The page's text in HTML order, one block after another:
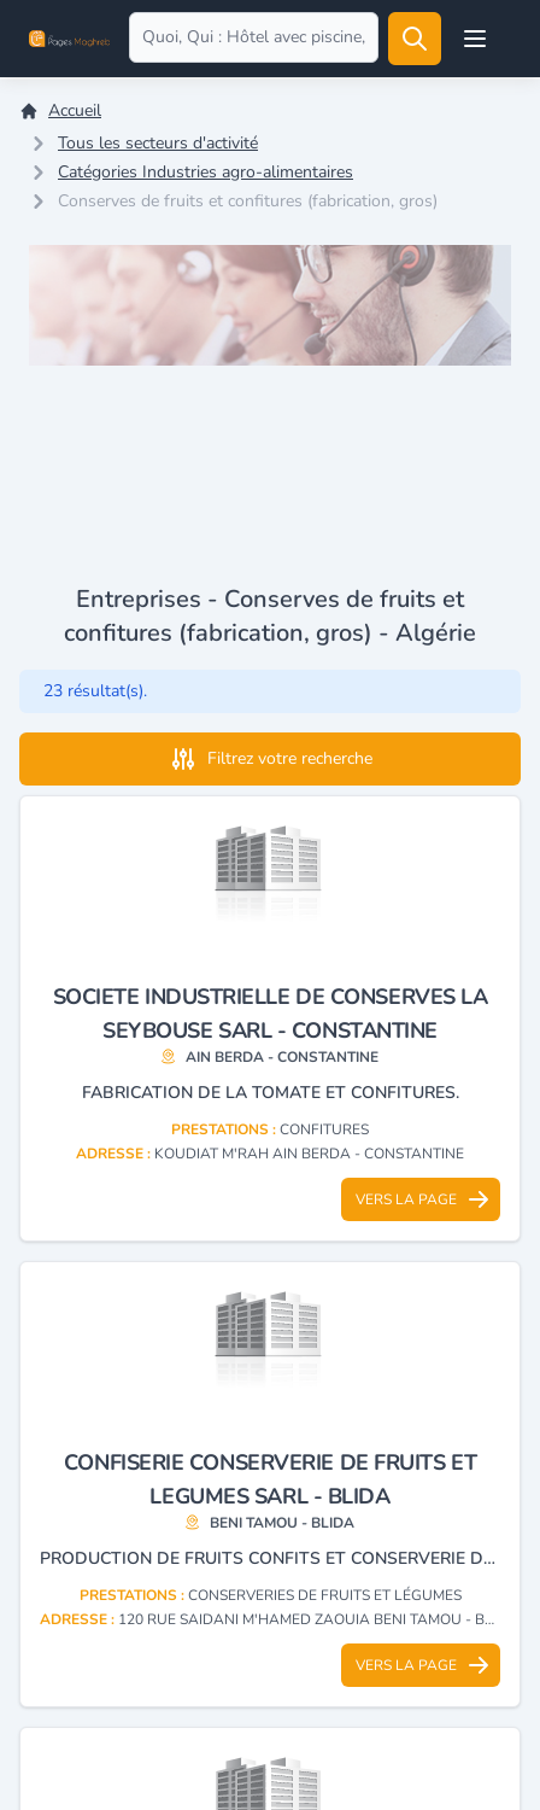
Open
Accueil
Tous les secteurs d'activité
Catégories Industries agro-alimentaires
Conserves de fruits et confitures (fabrication, gros)
Entreprises - Conserves de fruits et
confitures (fabrication, gros) - Algérie
23 résultat(s).
Filtrez votre recherche
SOCIETE INDUSTRIELLE DE CONSERVES LA
SEYBOUSE SARL - CONSTANTINE
AIN BERDA - CONSTANTINE
FABRICATION DE LA TOMATE ET CONFITURES.
PRESTATIONS :CONFITURES
ADRESSE : KOUDIAT M'RAH AIN BERDA - CONSTANTINE
VERS LA PAGE
CONFISERIE CONSERVERIE DE FRUITS ET
LEGUMES SARL - BLIDA
BENI TAMOU - BLIDA
PRODUCTION DE FRUITS CONFITS ET CONSERVERIE DE LÉGUMES ET FRUITS
PRESTATIONS :CONSERVERIES DE FRUITS ET LÉGUMES
ADRESSE : 120 RUE SAIDANI M'HAMED ZAOUIA BENI TAMOU - BLIDA
VERS LA PAGE